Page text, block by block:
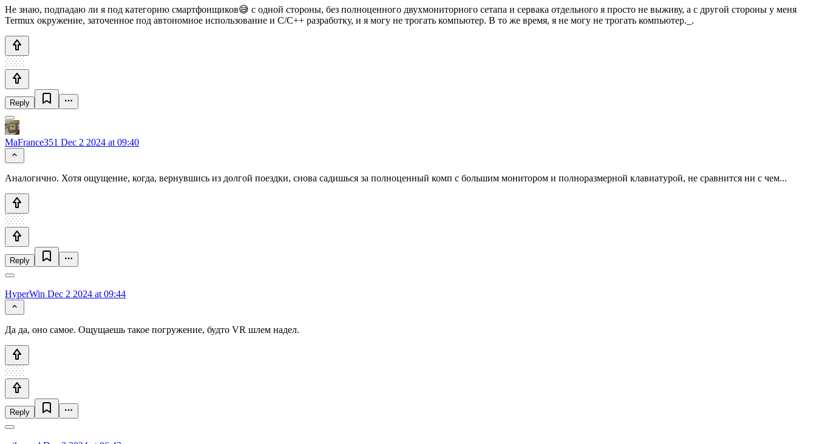
Не знаю, подпадаю ли я под категорию смартфонщиков😅 с одной стороны, без полноценного двухмониторного сетапа и сервака отдельного я просто не выживу, а с другой стороны у меня
Termux окружение, заточенное под автономное использование и C/C++ разработку, и я могу не трогать компьютер. В то же время, я не могу не трогать компьютер._.
Reply
MaFrance351 Dec 2 2024 at 09:40
Аналогично. Хотя ощущение, когда, вернувшись из долгой поездки, снова садишься за полноценный комп с большим монитором и полноразмерной клавиатурой, не сравнится ни с чем...
Reply
HyperWin Dec 2 2024 at 09:44
Да да, оно самое. Ощущаешь такое погружение, будто VR шлем надел.
Reply